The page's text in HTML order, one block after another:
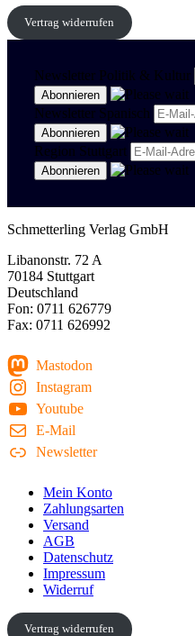
Vertrag widerrufen
Newsletter Politik & Kultur
Newsletter Spanisch
Region Stuttgart
Schmetterling Verlag GmbH
Libanonstr. 72 A
70184 Stuttgart
Deutschland
Fon: 0711 626779
Fax: 0711 626992
Mastodon
Instagram
Youtube
E-Mail
Newsletter
Mein Konto
Zahlungsarten
Versand
AGB
Datenschutz
Impressum
Widerruf
Vertrag widerrufen